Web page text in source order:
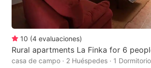
10 (4 evaluaciones)
Rural apartments La Finka for 6
casa de campo · 2 Huéspedes · 1 Dormitorio